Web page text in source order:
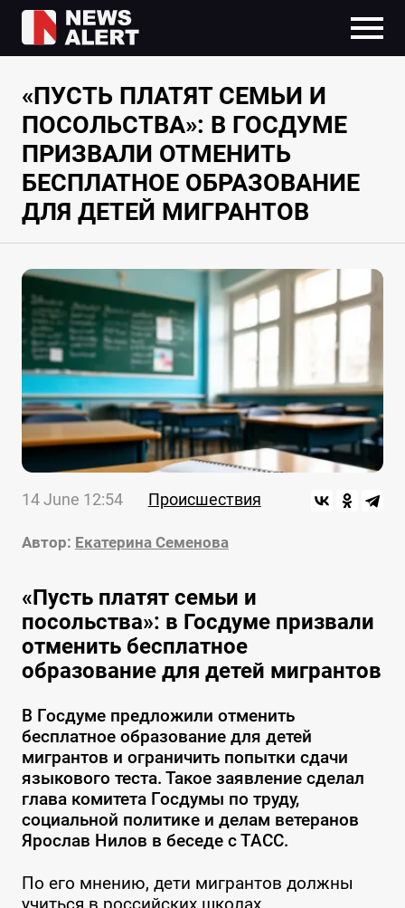
«ПУСТЬ ПЛАТЯТ СЕМЬИ И
ПОСОЛЬСТВА»: В ГОСДУМЕ
ПРИЗВАЛИ ОТМЕНИТЬ
БЕСПЛАТНОЕ ОБРАЗОВАНИЕ
ДЛЯ ДЕТЕЙ МИГРАНТОВ
14 June 12:54 Происшествия
Автор: Екатерина Семенова
«Пусть платят семьи и
посольства»: в Госдуме призвали
отменить бесплатное
образование для детей мигрантов
В Госдуме предложили отменить
бесплатное образование для детей
мигрантов и ограничить попытки сдачи
языкового теста. Такое заявление сделал
глава комитета Госдумы по труду,
социальной политике и делам ветеранов
Ярослав Нилов в беседе с ТАСС.
По его мнению, дети мигрантов должны